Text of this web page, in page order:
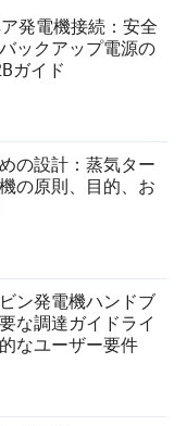
発電機接続：安全
ックアップ電源の
ガイド
の設計：蒸気ター
の原則、目的、お
ン発電機ハンドブ
な調達ガイドライ
なユーザー要件